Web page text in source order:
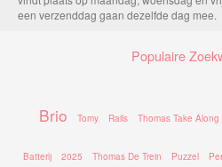
een verzenddag gaan dezelfde dag mee.
Populaire
Brio Tomy Rails Thomas Take Along
Batterij 2025 Thomas De Trein Puzzel